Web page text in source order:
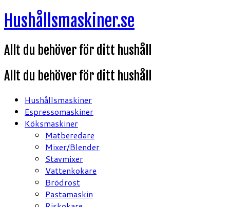
Hoppa
till
Hushållsmaskiner.se
Allt du behöver för ditt hushåll
Allt du behöver för ditt hushåll
Hushållsmaskiner
Espressomaskiner
Köksmaskiner
Matberedare
Mixer/Blender
Stavmixer
Vattenkokare
Brödrost
Pastamaskin